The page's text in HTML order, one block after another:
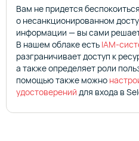
Вам не придется беспокоиться
о несанкционированном
информации — вы сами
В нашем облаке есть IAM-
разграничивает доступ к
а также определяет роли
помощью также можно
удостоверений для входа в